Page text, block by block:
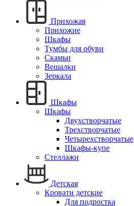
Прихожая
Прихожие
Шкафы
Тумбы для обуви
Скамьи
Вешалки
Зеркала
Шкафы
Шкафы
Двухстворчатые
Трехстворчатые
Четырехстворчатые
Шкафы-купе
Стеллажи
Детская
Кровати детские
Для подростка